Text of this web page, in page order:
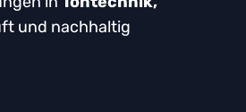
und nachhaltig